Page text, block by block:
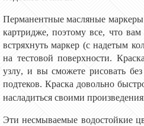
Перманентные масляные маркеры
картридже, поэтому все, что
встряхнутьмаркер (с надетым
на тестовой поверхности. К
узлу, и вы сможете рисовать
подтеков.Краска довольно
насладиться своими
Эти несмываемые водостойкие